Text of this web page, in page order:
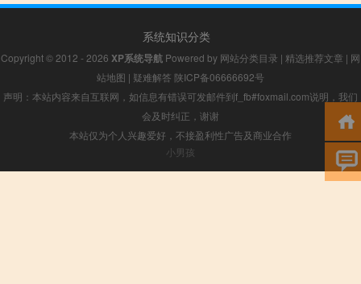
系统知识分类
Copyright © 2012 - 2026 XP系统导航 Powered by 网站分类目录 | 精选推荐文章 | 网
站地图 | 疑难解答 陕ICP备06666692号
声明：本站内容来自互联网，如信息有错误可发邮件到f_fb#foxmail.com说明，我们
会及时纠正，谢谢
本站仅为个人兴趣爱好，不接盈利性广告及商业合作
小男孩